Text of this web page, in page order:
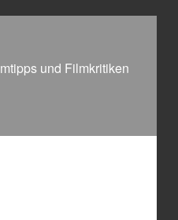
und Filmkritiken